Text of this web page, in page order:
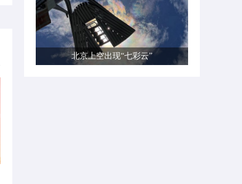
北京上空出现“七彩云”